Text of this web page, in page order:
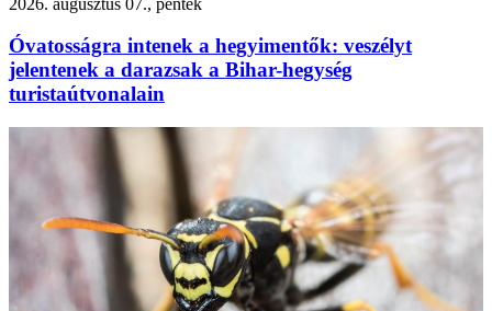
Óvatosságra intenek a hegyimentők: veszélyt
jelentenek a darazsak a Bihar-hegység
turistaútvonalain